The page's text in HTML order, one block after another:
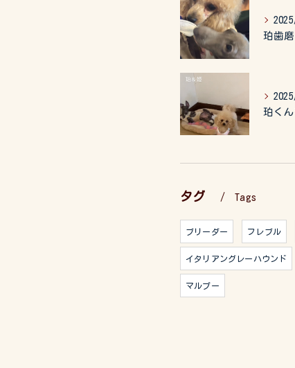
タグ Tags
ブリーダー フレブル
イタリアングレーハウンド
マルプー